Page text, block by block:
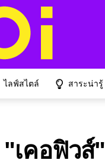
ไลฟ์สไตล์ สาระน่ารู้
เคอฟิวส์"